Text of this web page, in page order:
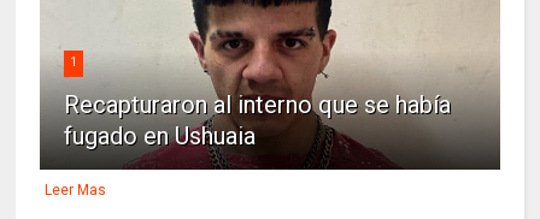
1
Recapturaron al interno que se había
fugado en Ushuaia
Leer Mas